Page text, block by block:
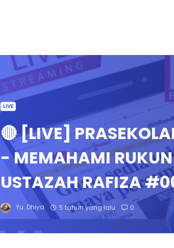
LIVE
🔴 [LIVE]
- MEMAHAMI RUKUN
USTAZAH RAFIZA
Yu. Dhiya 5 tahun yang lalu 0